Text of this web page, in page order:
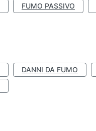
FUMO PASSIVO
DANNI DA FUMO